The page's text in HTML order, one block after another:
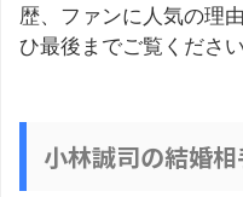
歴、ファンに人気の理
ひ最後までご覧ください
小林誠司の結婚相